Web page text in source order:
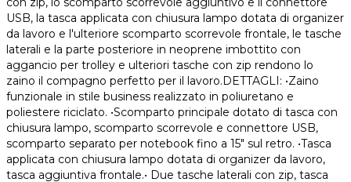
USB, la tasca applicata con chiusura lampo dotata di organizer
da lavoro e l'ulteriore scomparto scorrevole frontale, le tasche
laterali e la parte posteriore in neoprene imbottito con
aggancio per trolley e ulteriori tasche con zip rendono lo
zaino il compagno perfetto per il lavoro.DETTAGLI: •Zaino
funzionale in stile business realizzato in poliuretano e
poliestere riciclato. •Scomparto principale dotato di tasca con
chiusura lampo, scomparto scorrevole e connettore USB,
scomparto separato per notebook fino a 15" sul retro. •Tasca
applicata con chiusura lampo dotata di organizer da lavoro,
tasca aggiuntiva frontale.• Due tasche laterali con zip, tasca